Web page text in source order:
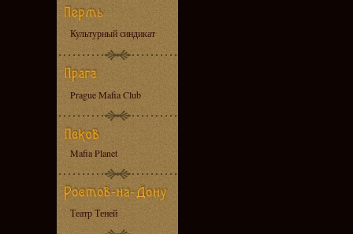
Культурный синдикат
Prague Mafia Club
Mafia Planet
Театр Теней